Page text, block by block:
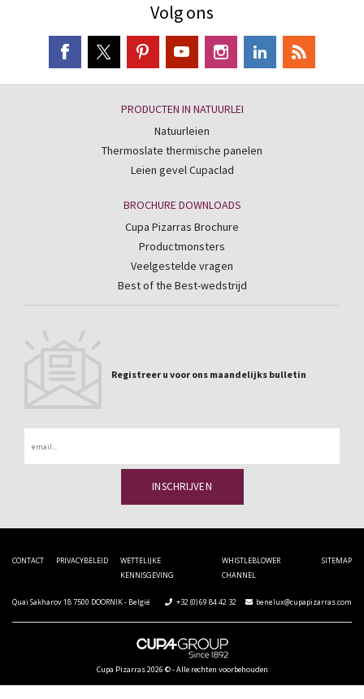
Volg ons
PRODUCTEN IN NATUURLEI
Natuurleien
Thermoslate thermische panelen
Leien gevel Cupaclad
BROCHURE DOWNLOADS
Cupa Pizarras Brochure
Productmonsters
Veelgestelde vragen
Best of the Best-wedstrijd
Registreer u voor ons maandelijks bulletin
CONTACT PRIVACYBELEID
WETTELIJKE
KENNISGEVING
WHISTLEBLOWER
CHANNEL
SITEMAP
Quai Sakharov 18 7500 DOORNIK - België +32 (0) 69 84 42 32 benelux@cupapizarras.com
Cupa Pizarras2026 ©-Alle rechten voorbehouden